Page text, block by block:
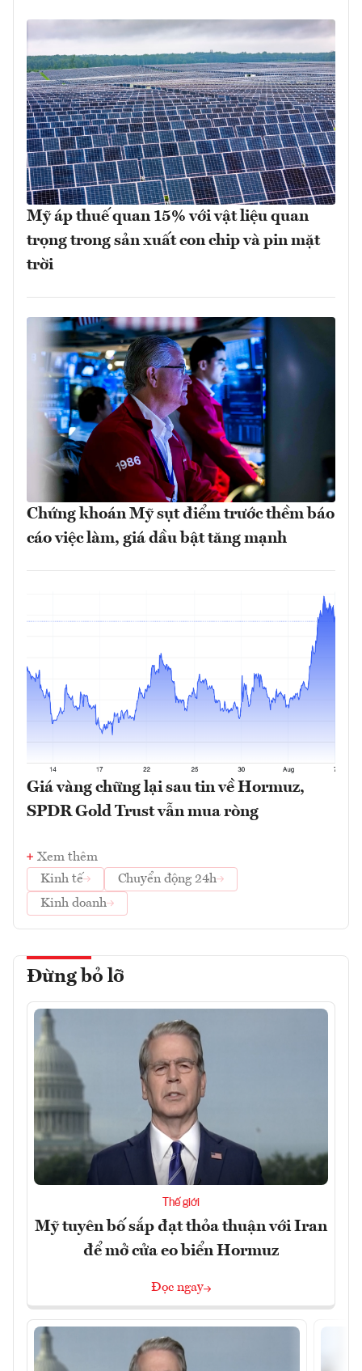
Mỹ áp thuế quan 15% với vật liệu quan
trọng trong sản xuất con chip và pin mặt
trời
Chứng khoán Mỹ sụt điểm trước thềm báo
cáo việc làm, giá dầu bật tăng mạnh
Giá vàng chững lại sau tin về Hormuz,
SPDR Gold Trust vẫn mua ròng
Xem thêm
Kinh tế
Chuyển động 24h
Kinh doanh
Đừng bỏ lỡ
Thế giới
Mỹ tuyên bố sắp đạt thỏa thuận với Iran
để mở cửa eo biển Hormuz
Đọc ngay